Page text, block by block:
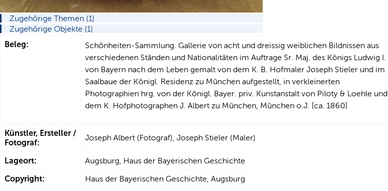
Zugehörige Themen (1)
Zugehörige Objekte (1)
Beleg:
Schönheiten-Sammlung. Gallerie von acht und dreissig weiblichen Bildnissen aus
verschiedenen Ständen und Nationalitäten im Auftrage Sr. Maj. des Königs Ludwig I.
von Bayern nach dem Leben gemalt von dem K. B. Hofmaler Joseph Stieler und im
Saalbaue der Königl. Residenz zu München aufgestellt, in verkleinerten
Photographien hrg. von der Königl. Bayer. priv. Kunstanstalt von Piloty & Loehle und
dem K. Hofphotographen J. Albert zu München, München o.J. [ca. 1860]
Künstler, Ersteller /
Fotograf:
Joseph Albert (Fotograf), Joseph Stieler (Maler)
Lageort: Augsburg, Haus der Bayerischen Geschichte
Copyright: Haus der Bayerischen Geschichte, Augsburg